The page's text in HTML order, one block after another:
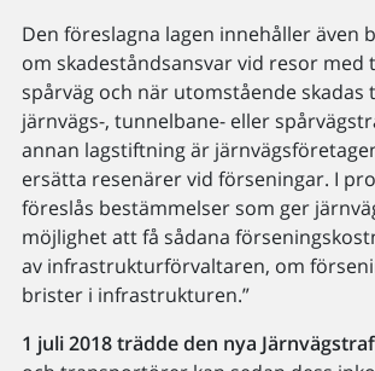
Den föreslagna lagen innehåller även
om skadeståndsansvar vid resor med
spårväg och när utomstående skadas
järnvägs-, tunnelbane- eller
annan lagstiftning är
ersätta resenärer vid förseningar. I
föreslås bestämmelser som ger
möjlighet att få sådana
av infrastrukturförvaltaren, om
brister i infrastrukturen.”
1 juli 2018 trädde den nya